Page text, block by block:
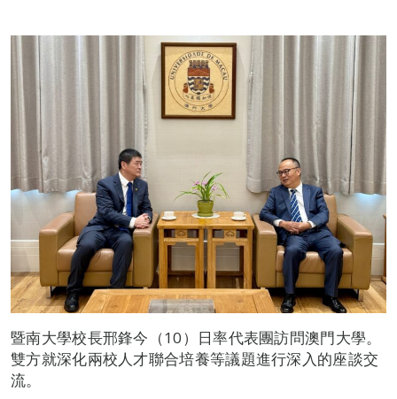
暨南大學校長邢鋒今（10）日率代表團訪問澳門大學。
雙方就深化兩校人才聯合培養等議題進行深入的座談交
流。